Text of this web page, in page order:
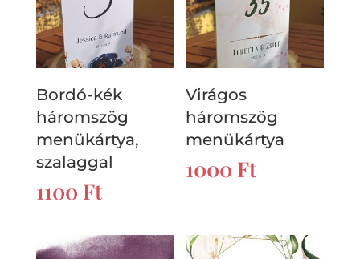
Bordó-kék
háromszög
menükártya,
szalaggal
1100 Ft
Virágos
háromszög
menükártya
1000 Ft